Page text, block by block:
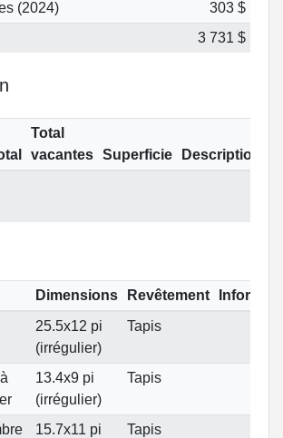
(2024)
303 $
3 731 $
Total
vacantes
Superficie
Description
Dimensions Revêtement
25.5x12 pi
(irrégulier)
Tapis
13.4x9 pi
(irrégulier)
Tapis
15.7x11 pi Tapis